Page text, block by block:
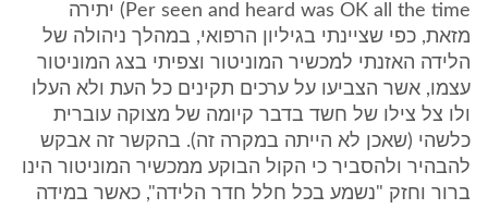
Per seen and heard was OK all the time) יתירה
מזאת, כפי שציינתי בגיליון הרפואי, במהלך ניהולה של
הלידה האזנתי למכשיר המוניטור וצפיתי בצג המוניטור
עצמו, אשר הצביעו על ערכים תקינים כל העת ולא העלו
ולו צל צילו של חשד בדבר קיומה של מצוקה עוברית
כלשהי (שאכן לא הייתה במקרה זה). בהקשר זה אבקש
להבהיר ולהסביר כי הקול הבוקע ממכשיר המוניטור הינו
ברור וחזק "נשמע בכל חלל חדר הלידה", כאשר במידה